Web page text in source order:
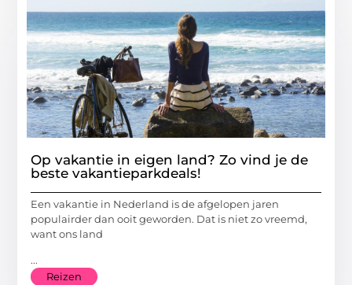
Op vakantie in eigen land? Zo vind je de
beste vakantieparkdeals!
Een vakantie in Nederland is de afgelopen jaren
populairder dan ooit geworden. Dat is niet zo vreemd,
want ons land
...
Reizen